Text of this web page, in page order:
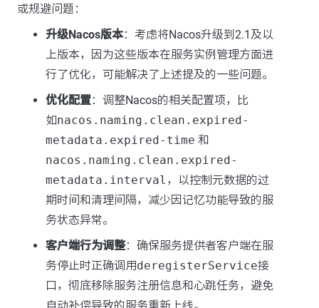
或规避问题：
升级Nacos版本：考虑将Nacos升级到2.1及以
上版本，因为这些版本在服务实例管理方面进
行了优化，可能解决了上述提及的一些问题。
优化配置：调整Nacos的相关配置项，比
如nacos.naming.clean.expired-
metadata.expired-time 和
nacos.naming.clean.expired-
metadata.interval ，以控制元数据的过
期时间和清理间隔，减少因记忆功能导致的服
务状态异常。
客户端行为调整：确保服务提供者客户端在服
务停止时正确调用deregisterService接
口，彻底移除服务注册信息和心跳任务，避免